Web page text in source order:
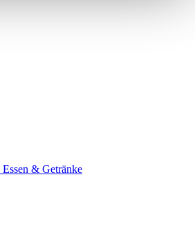
Essen & Getränke